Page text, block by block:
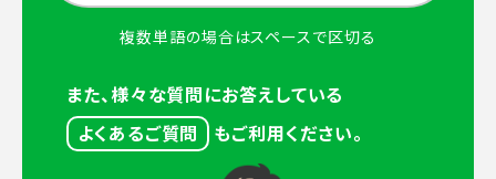
複数単語の場合はスペースで区切る
また、様々な質問にお答えしている
よくあるご質問
もご利用ください。